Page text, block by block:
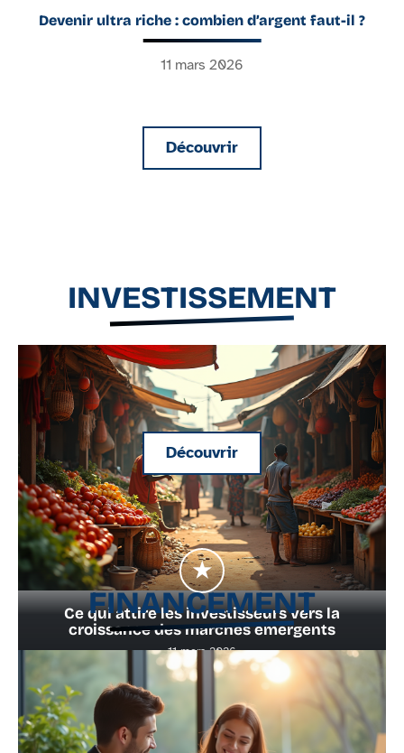
Devenir ultra riche : combien d’argent faut-il ?
11 mars 2026
Découvrir
INVESTISSEMENT
Ce qui attire les investisseurs vers la
croissance des marchés émergents
11 mars 2026
Découvrir
FINANCEMENT